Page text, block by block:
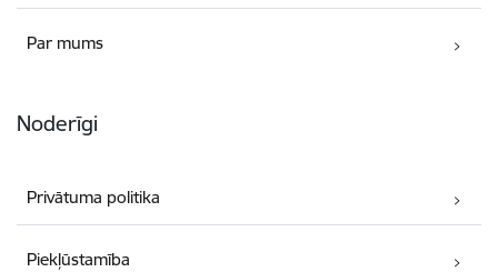
Par mums
Noderīgi
Privātuma politika
Piekļūstamība